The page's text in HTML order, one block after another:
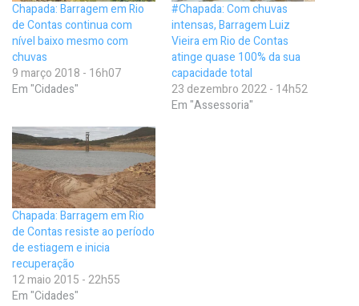
Chapada: Barragem em Rio
de Contas continua com
nível baixo mesmo com
chuvas
9 março 2018 - 16h07
Em "Cidades"
#Chapada: Com chuvas
intensas, Barragem Luiz
Vieira em Rio de Contas
atinge quase 100% da sua
capacidade total
23 dezembro 2022 - 14h52
Em "Assessoria"
Chapada: Barragem em Rio
de Contas resiste ao período
de estiagem e inicia
recuperação
12 maio 2015 - 22h55
Em "Cidades"